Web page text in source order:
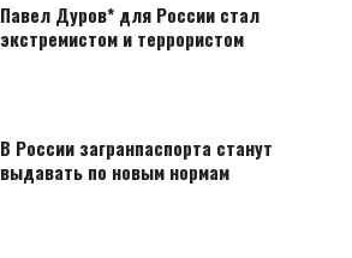
Павел Дуров* для России стал
экстремистом и террористом
В России загранпаспорта станут
выдавать по новым нормам